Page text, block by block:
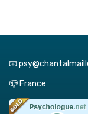
📧
📪 France